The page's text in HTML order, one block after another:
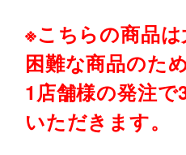
※こちらの商品
困難な商品のため
1店舗様の発注
いただきます。